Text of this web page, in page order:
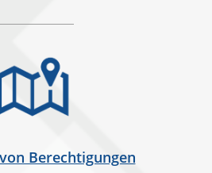
Berechtigungen